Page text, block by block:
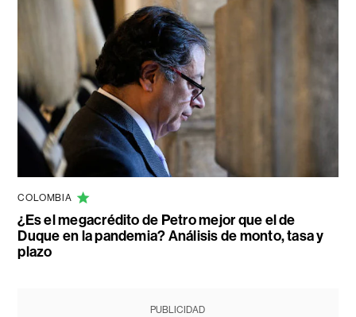
COLOMBIA
¿Es el megacrédito de Petro mejor que el de
Duque en la pandemia? Análisis de monto, tasa y
plazo
PUBLICIDAD